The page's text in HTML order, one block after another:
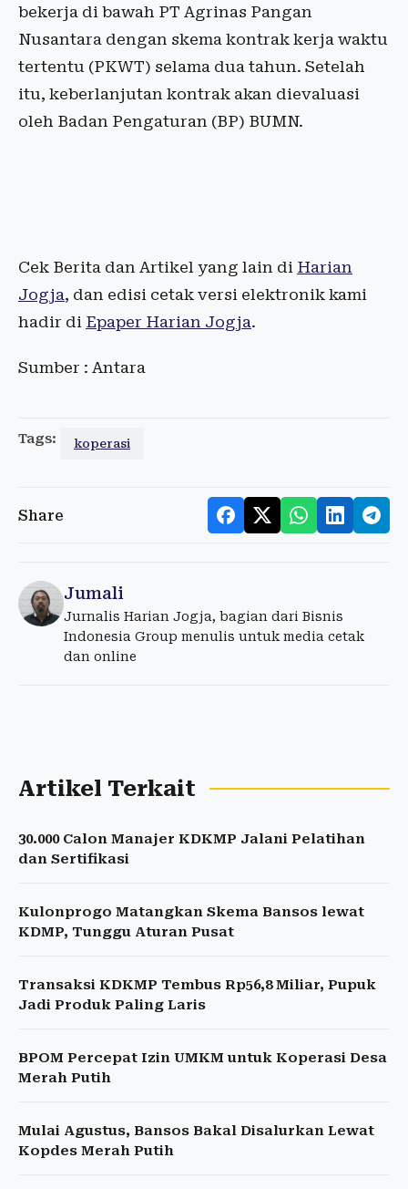
bekerja di bawah PT Agrinas Pangan
Nusantara dengan skema kontrak kerja waktu
tertentu (PKWT) selama dua tahun. Setelah
itu, keberlanjutan kontrak akan dievaluasi
oleh Badan Pengaturan (BP) BUMN.
Cek Berita dan Artikel yang lain di Harian
Jogja, dan edisi cetak versi elektronik kami
hadir di Epaper Harian Jogja.
Sumber : Antara
Tags: koperasi
Share
Jumali
Jurnalis Harian Jogja, bagian dari Bisnis
Indonesia Group menulis untuk media cetak
dan online
Artikel Terkait
30.000 Calon Manajer KDKMP Jalani Pelatihan
dan Sertifikasi
Kulonprogo Matangkan Skema Bansos lewat
KDMP, Tunggu Aturan Pusat
Transaksi KDKMP Tembus Rp56,8 Miliar, Pupuk
Jadi Produk Paling Laris
BPOM Percepat Izin UMKM untuk Koperasi Desa
Merah Putih
Mulai Agustus, Bansos Bakal Disalurkan Lewat
Kopdes Merah Putih